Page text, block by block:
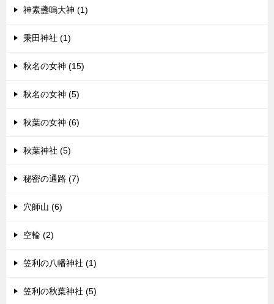
神素盞嗚大神 (1)
秉田神社 (1)
秋名の女神 (15)
秋名の女神 (5)
秋葉の女神 (6)
秋葉神社 (5)
秘密の通路 (7)
穴師山 (6)
空輪 (2)
笠利の八幡神社 (1)
笠利の秋葉神社 (5)